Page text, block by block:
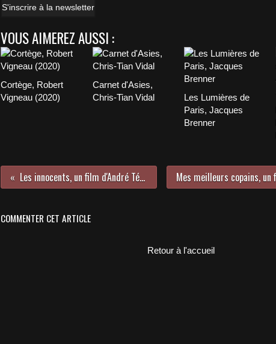
S'inscrire à la newsletter
VOUS AIMEREZ AUSSI :
Cortège, Robert
Vigneau (2020)
Carnet d'Asies,
Chris-Tian Vidal
Les Lumières de
Paris, Jacques
Brenner
Les innocents, un film d'André Téchiné (1987)
COMMENTER CET ARTICLE
Retour à l'accueil